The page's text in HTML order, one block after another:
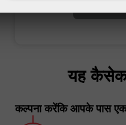
यह
कल्पना करेंकि आपके पास